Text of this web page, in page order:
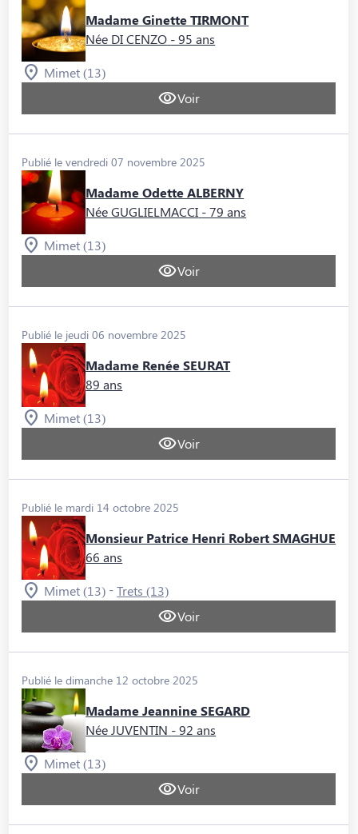
Madame Ginette TIRMONT
Née DI CENZO - 95 ans
Mimet (13)
Voir
Publié le vendredi 07 novembre 2025
Madame Odette ALBERNY
Née GUGLIELMACCI - 79 ans
Mimet (13)
Voir
Publié le jeudi 06 novembre 2025
Madame Renée SEURAT
89 ans
Mimet (13)
Voir
Publié le mardi 14 octobre 2025
Monsieur Patrice Henri Robert SMAGHUE
66 ans
Mimet (13) -Trets (13)
Voir
Publié le dimanche 12 octobre 2025
Madame Jeannine SEGARD
Née JUVENTIN - 92 ans
Mimet (13)
Voir